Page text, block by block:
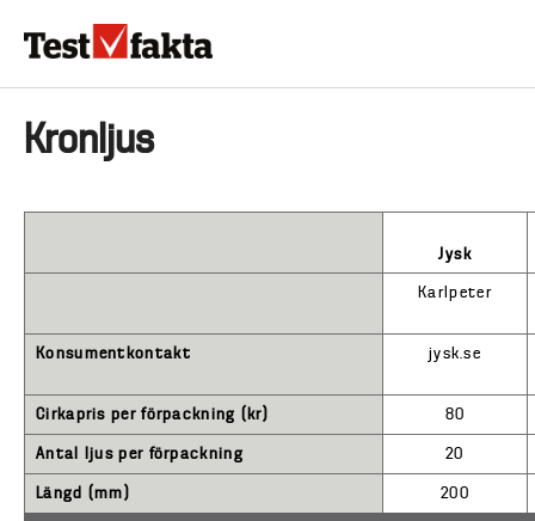
Huvudmeny
HEM & HUSHÅLL
Kronljus
Konsumentkontakt
Cirkapris per förpackning (kr)
Antal ljus per förpackning
Längd (mm)
Jysk
Karlpeter
jysk.se
80
20
200